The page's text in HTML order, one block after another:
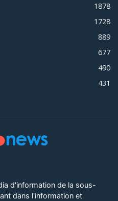
1878
1728
889
677
490
431
d'information de la sous-
dans l'information et